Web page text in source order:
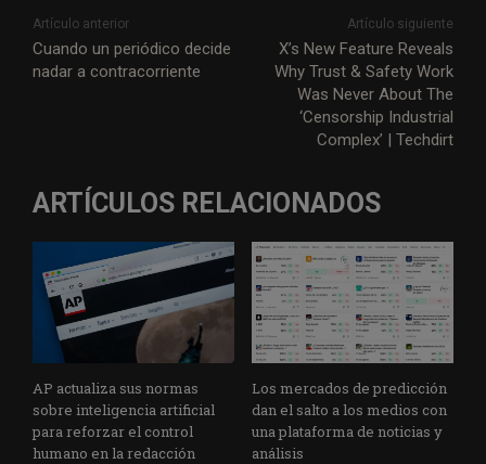
i
t
t
c
e
b
k
e
t
s
e
i
l
s
s
a
g
e
Artículo anterior
Cuando un periódico decide
nadar a contracorriente
Artículo siguiente
X’s New Feature Reveals
Why Trust & Safety Work
Was Never About The
‘Censorship Industrial
Complex’ | Techdirt
ARTÍCULOS RELACIONADOS
AP actualiza sus normas
sobre inteligencia artificial
para reforzar el control
humano en la redacción
Los mercados de predicción
dan el salto a los medios con
una plataforma de noticias y
análisis